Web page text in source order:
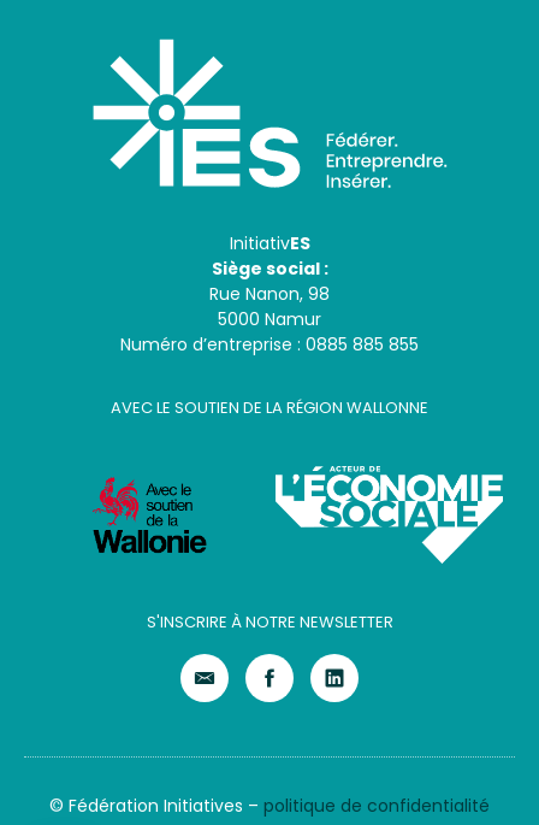
InitiativES
Siège social :
Rue Nanon, 98
5000 Namur
Numéro d’entreprise : 0885 885 855
AVEC LE SOUTIEN DE LA RÉGION WALLONNE
S'INSCRIRE À NOTRE NEWSLETTER
© Fédération Initiatives – politique de confidentialité